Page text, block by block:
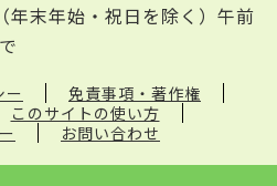
年末年始・祝日を除く）午前
ー
免責事項・著作権
このサイトの使い方
お問い合わせ